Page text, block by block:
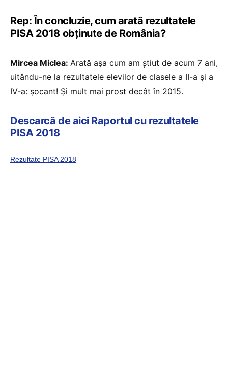
Rep: În concluzie, cum arată rezultatele
PISA 2018 obținute de România?
Mircea Miclea: Arată așa cum am știut de acum 7 ani,
uitându-ne la rezultatele elevilor de clasele a II-a și a
IV-a: șocant! Și mult mai prost decât în 2015.
Descarcă de aici Raportul cu rezultatele
PISA 2018
Rezultate PISA 2018